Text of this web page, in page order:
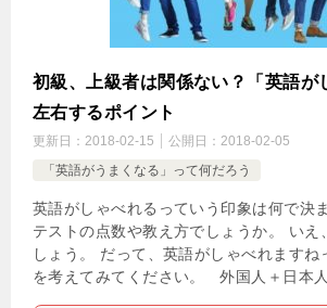
初級、上級者は関係ない？「英語が
左右するポイント
更新日： 2018-02-15 公開日： 2018-02-05
「英語がうまくなる」って何だろう
英語がしゃべれるっていう印象は何で決
テストの点数や教え方でしょうか。 いえ
しょう。 だって、英語がしゃべれますね
を考えてみてください。 外国人＋日本